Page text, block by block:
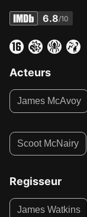
6.8/10
Acteurs
James McAvoy
Scoot McNairy
Regisseur
James Watkins